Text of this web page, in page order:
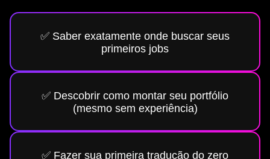
✅ Saber exatamente onde buscar seus
primeiros jobs
✅ Descobrir como montar seu portfólio
(mesmo sem experiência)
✅ Fazer sua primeira tradução do zero